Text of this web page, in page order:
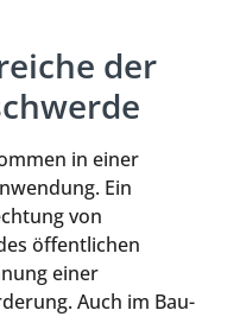
der
in einer
Ein
von
öffentlichen
einer
Auch im Bau-